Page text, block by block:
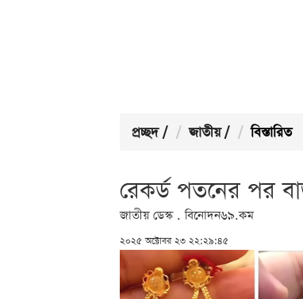
প্রচ্ছদ / জাতীয় / বিস্তারিত
রেকর্ড পতনের পর
জাতীয় ডেস্ক . বিনোদন৬৯.কম
২০২৫ অক্টোবর ২৩ ২২:২৯:৪৫